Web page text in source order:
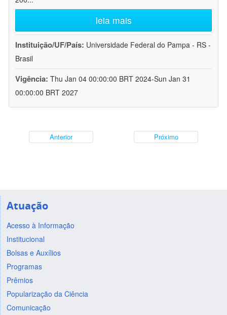
leia mais
Instituição/UF/País: Universidade Federal do Pampa - RS -
Brasil
Vigência: Thu Jan 04 00:00:00 BRT 2024-Sun Jan 31
00:00:00 BRT 2027
Anterior Próximo
Atuação
Acesso à Informação
Institucional
Bolsas e Auxílios
Programas
Prêmios
Popularização da Ciência
Comunicação